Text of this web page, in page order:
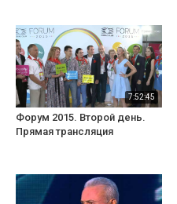
7:52:45
Форум 2015. Второй день.
Прямая трансляция